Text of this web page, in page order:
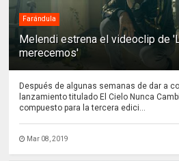
Farándula
Melendi estrena el videoclip de
merecemos'
Después de algunas semanas de dar a
lanzamiento titulado El Cielo Nunca
compuesto para la tercera edici...
Mar 08, 2019